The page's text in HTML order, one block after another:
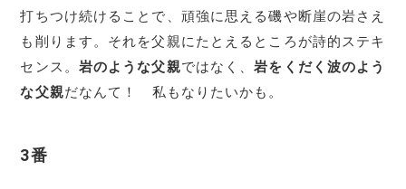
打ちつけ続けることで、頑強に思える磯や断崖の岩さえ
も削ります。それを父親にたとえるところが詩的ステキ
センス。 岩のような父親ではなく、岩をくだく波のよう
な父親だなんて！ 私もなりたいかも。
3番